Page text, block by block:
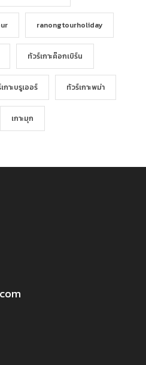
ranongtourholiday
ทัวร์เกาะค๊อกเบิร์น
กาะบรูเออร์ ทัวร์เกาะพม่า
เกาะมุก